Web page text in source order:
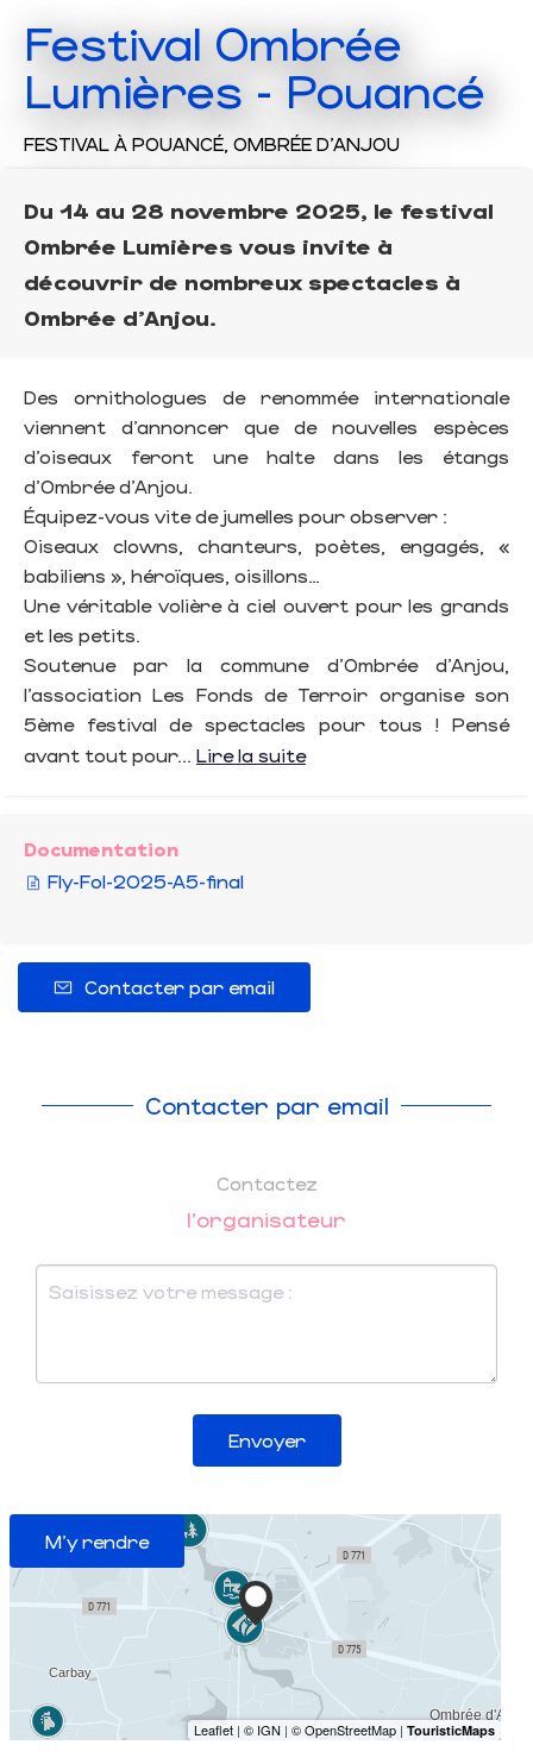
Festival Ombrée
Lumières - Pouancé
FESTIVAL À POUANCÉ, OMBRÉE D'ANJOU
Du 14 au 28 novembre 2025, le festival
Ombrée Lumières vous invite à
découvrir de nombreux spectacles à
Ombrée d’Anjou.
Des ornithologues de renommée internationale
viennent d’annoncer que de nouvelles espèces
d’oiseaux feront une halte dans les étangs
d’Ombrée d’Anjou.
Équipez-vous vite de jumelles pour observer :
Oiseaux clowns, chanteurs, poètes, engagés, «
babiliens », héroïques, oisillons…
Une véritable volière à ciel ouvert pour les grands
et les petits.
Soutenue par la commune d’Ombrée d’Anjou,
l’association Les Fonds de Terroir organise son
5ème festival de spectacles pour tous ! Pensé
avant tout pour... Lire la suite
Documentation
Fly-Fol-2025-A5-final
Contacter par email
Contacter par email
Contactez
l'organisateur
Envoyer
M'y rendre